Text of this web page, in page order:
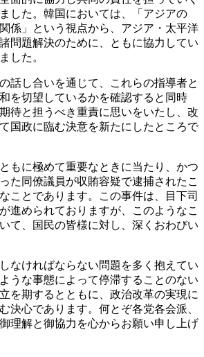
した。韓国においては、「アジアの
係」という視点から、アジア・太平洋
問題解決のために、ともに協力してい
した。
話し合いを通じて、これらの指導者と
を切望しているかを確認すると同時
待と担うべき重責に思いをいたし、改
国政に臨む決意を新たにしたところで
もに極めて重要なときに当たり、かつ
た同僚議員が収賄容疑で逮捕されたこ
ことであります。この事件は、目下司
進められておりますが、このようなこ
て、国民の皆様に対し、深くおわびい
なければならない問題を多く抱えてい
うな事態によって停滞することのない
を期するとともに、政治改革の実現に
決心であります。何とぞ各党各会派、
理解と御協力を心からお願い申し上げ